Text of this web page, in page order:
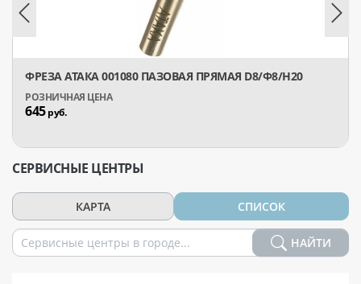
ФРЕЗА АТАКА 001080 ПАЗОВАЯ ПРЯМАЯ D8/Ф8/H20
645руб.
СЕРВИСНЫЕ ЦЕНТРЫ
КАРТА СПИСОК
НАЙТИ